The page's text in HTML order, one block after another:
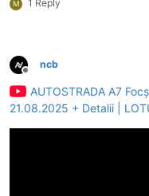
M 1 Reply
Deconectat
ncb
AUTOSTRADA A7
21.08.2025 + Detalii |